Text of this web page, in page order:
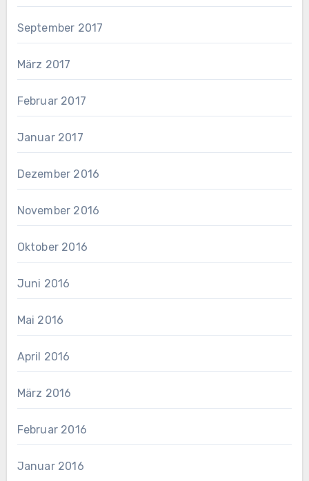
September 2017
März 2017
Februar 2017
Januar 2017
Dezember 2016
November 2016
Oktober 2016
Juni 2016
Mai 2016
April 2016
März 2016
Februar 2016
Januar 2016